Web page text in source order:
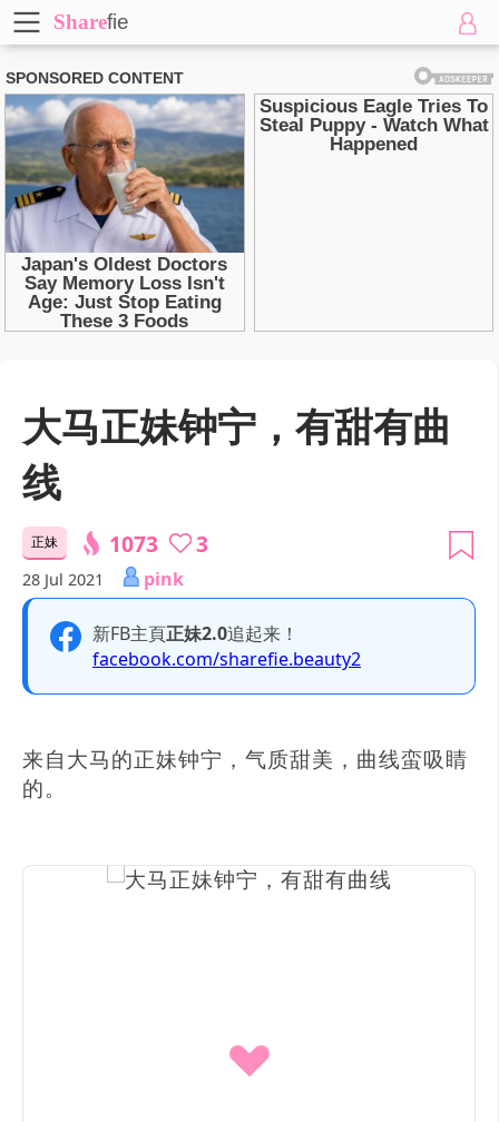
Sharefie
大马正妹钟宁，有甜有曲
线
正妹 1073 3
28 Jul 2021 pink
新FB主頁正妹2.0追起来！
facebook.com/sharefie.beauty2
来自大马的正妹钟宁，气质甜美，曲线蛮吸睛
的。